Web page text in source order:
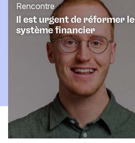
Il est urgent de réformer le
système financier
Rencontre